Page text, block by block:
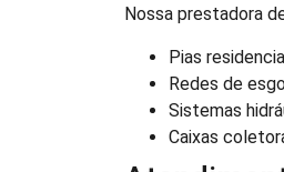
Nossa prestadora
Pias
Redes de
Sistemas
Caixas